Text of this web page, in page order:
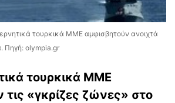
τουρκικά ΜΜΕ αμφισβητούν ανοιχτά
Πηγή: olympia.gr
τουρκικά ΜΜΕ
«γκρίζες ζώνες» στο